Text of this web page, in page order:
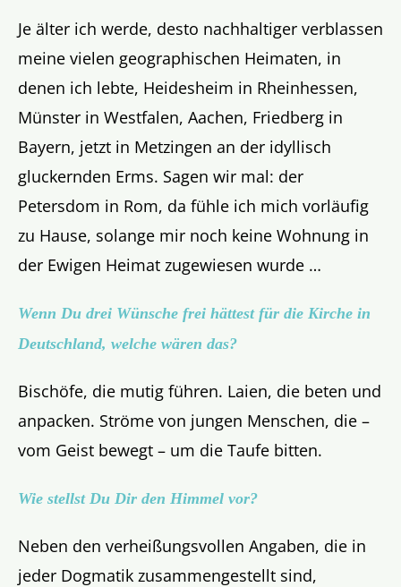
Je älter ich werde, desto nachhaltiger verblassen
meine vielen geographischen Heimaten, in
denen ich lebte, Heidesheim in Rheinhessen,
Münster in Westfalen, Aachen, Friedberg in
Bayern, jetzt in Metzingen an der idyllisch
gluckernden Erms. Sagen wir mal: der
Petersdom in Rom, da fühle ich mich vorläufig
zu Hause, solange mir noch keine Wohnung in
der Ewigen Heimat zugewiesen wurde …
Wenn Du drei Wünsche frei hättest für die Kirche in
Deutschland, welche wären das?
Bischöfe, die mutig führen. Laien, die beten und
anpacken. Ströme von jungen Menschen, die –
vom Geist bewegt – um die Taufe bitten.
Wie stellst Du Dir den Himmel vor?
Neben den verheißungsvollen Angaben, die in
jeder Dogmatik zusammengestellt sind,